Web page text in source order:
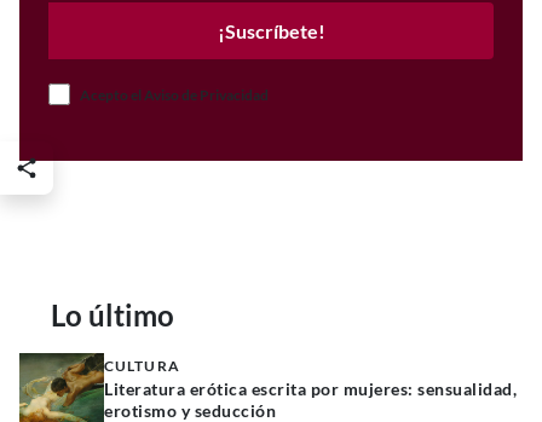
¡Suscríbete!
Acepto el Aviso de Privacidad
Lo último
CULTURA
Literatura erótica escrita por mujeres: sensualidad,
erotismo y seducción